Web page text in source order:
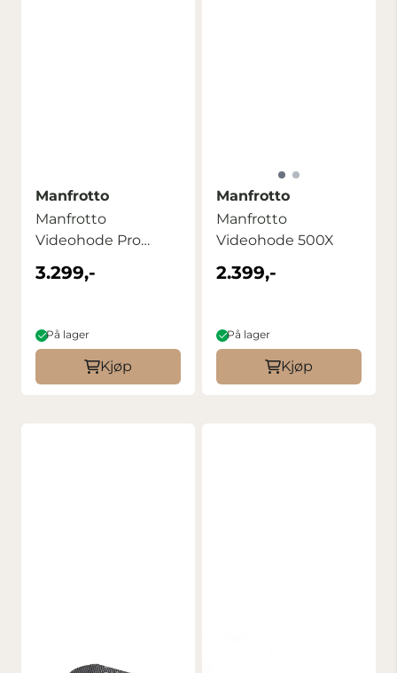
Manfrotto
Manfrotto
Videohode Pro
MVH502AH
3.299,-
På lager
Kjøp
Manfrotto
Manfrotto
Videohode 500X
2.399,-
På lager
Kjøp